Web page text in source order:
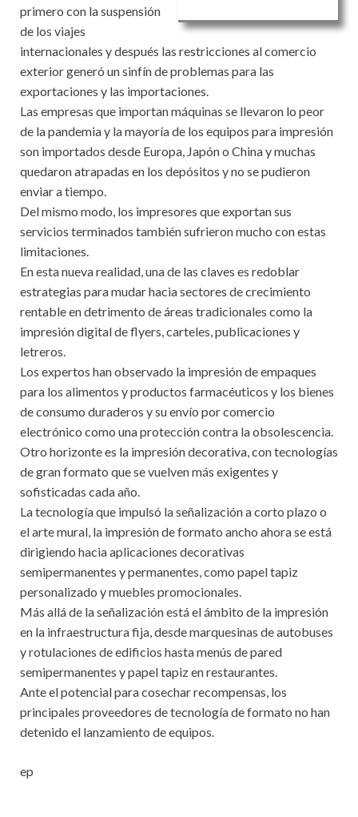
primero con la suspensión
de los viajes
internacionales y después las restricciones al comercio
exterior generó un sinfín de problemas para las
exportaciones y las importaciones.
Las empresas que importan máquinas se llevaron lo peor
de la pandemia y la mayoría de los equipos para impresión
son importados desde Europa, Japón o China y muchas
quedaron atrapadas en los depósitos y no se pudieron
enviar a tiempo.
Del mismo modo, los impresores que exportan sus
servicios terminados también sufrieron mucho con estas
limitaciones.
En esta nueva realidad, una de las claves es redoblar
estrategias para mudar hacia sectores de crecimiento
rentable en detrimento de áreas tradicionales como la
impresión digital de flyers, carteles, publicaciones y
letreros.
Los expertos han observado la impresión de empaques
para los alimentos y productos farmacéuticos y los bienes
de consumo duraderos y su envío por comercio
electrónico como una protección contra la obsolescencia.
Otro horizonte es la impresión decorativa, con tecnologías
de gran formato que se vuelven más exigentes y
sofisticadas cada año.
La tecnología que impulsó la señalización a corto plazo o
el arte mural, la impresión de formato ancho ahora se está
dirigiendo hacia aplicaciones decorativas
semipermanentes y permanentes, como papel tapiz
personalizado y muebles promocionales.
Más allá de la señalización está el ámbito de la impresión
en la infraestructura fija, desde marquesinas de autobuses
y rotulaciones de edificios hasta menús de pared
semipermanentes y papel tapiz en restaurantes.
Ante el potencial para cosechar recompensas, los
principales proveedores de tecnología de formato no han
detenido el lanzamiento de equipos.
ep